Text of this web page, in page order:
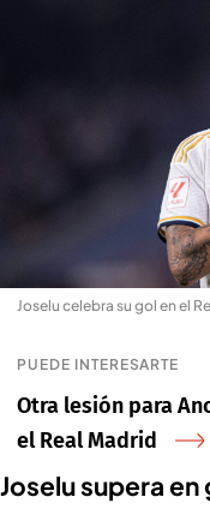
Joselu celebra su gol en el
PUEDE INTERESARTE
Otra lesión para
el Real Madrid
Joselu supera